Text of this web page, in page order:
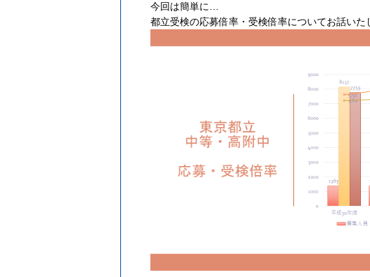
今回は簡単に…
都立受検の応募倍率・受検倍率についてお話いた